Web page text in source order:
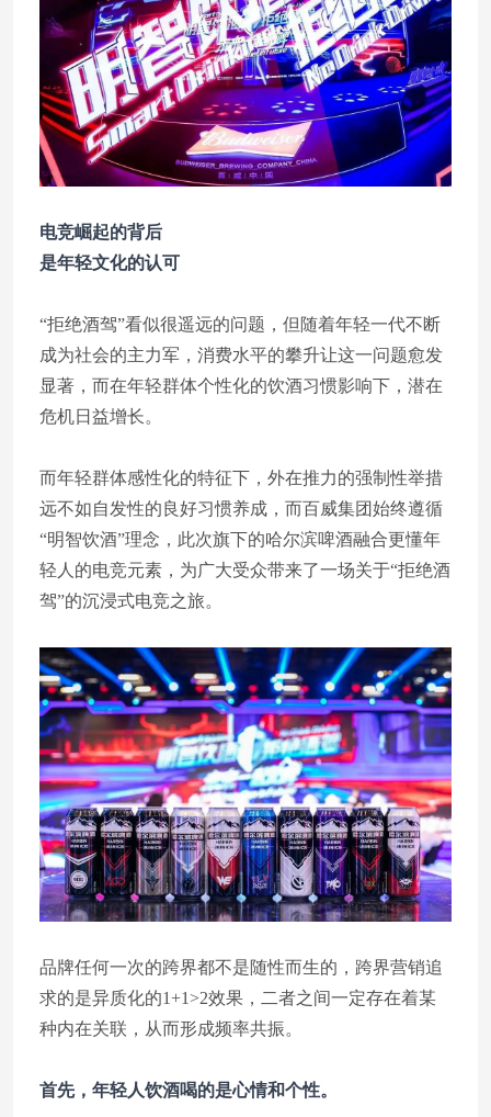
电竞崛起的背后
是年轻文化的认可
“拒绝酒驾”看似很遥远的问题，但随着年轻一代不断
成为社会的主力军，消费水平的攀升让这一问题愈发
显著，而在年轻群体个性化的饮酒习惯影响下，潜在
危机日益增长。
而年轻群体感性化的特征下，外在推力的强制性举措
远不如自发性的良好习惯养成，而百威集团始终遵循
“明智饮酒”理念，此次旗下的哈尔滨啤酒融合更懂年
轻人的电竞元素，为广大受众带来了一场关于“拒绝酒
驾”的沉浸式电竞之旅。
品牌任何一次的跨界都不是随性而生的，跨界营销追
求的是异质化的1+1>2效果，二者之间一定存在着某
种内在关联，从而形成频率共振。
首先，年轻人饮酒喝的是心情和个性。